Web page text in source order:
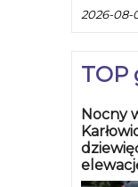
2026-08-
TOP
Nocny